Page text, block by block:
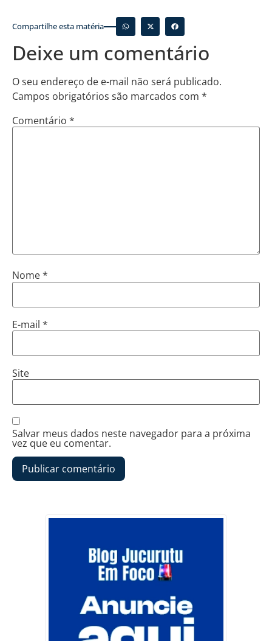
Compartilhe esta matéria
Deixe um comentário
O seu endereço de e-mail não será publicado.
Campos obrigatórios são marcados com *
Comentário *
Nome*
E-mail *
Site
Salvar meus dados neste navegador para a próxima
vez que eu comentar.